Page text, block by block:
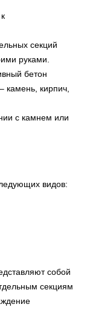
секций
руками.
бетон
камень, кирпич,
с камнем или
видов:
собой
секциям